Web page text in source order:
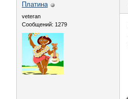
Платина
veteran
Сообщений: 1279